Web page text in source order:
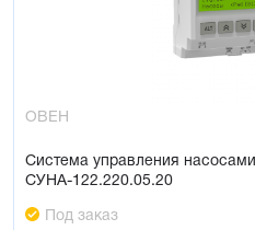
ОВЕН
Система управления
СУНА-122.220.05.20
Под заказ